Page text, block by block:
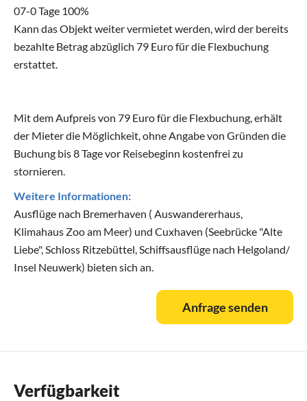
07-0 Tage 100%
Kann das Objekt weiter vermietet werden, wird der bereits
bezahlte Betrag abzüglich 79 Euro für die Flexbuchung
erstattet.
Mit dem Aufpreis von 79 Euro für die Flexbuchung, erhält
der Mieter die Möglichkeit, ohne Angabe von Gründen die
Buchung bis 8 Tage vor Reisebeginn kostenfrei zu
stornieren.
Weitere Informationen:
Ausflüge nach Bremerhaven ( Auswandererhaus,
Klimahaus Zoo am Meer) und Cuxhaven (Seebrücke "Alte
Liebe", Schloss Ritzebüttel, Schiffsausflüge nach Helgoland/
Insel Neuwerk) bieten sich an.
Anfrage senden
Verfügbarkeit